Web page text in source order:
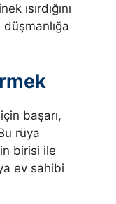
ısırdığını
başarı,
rüya
birisi ile
ev sahibi